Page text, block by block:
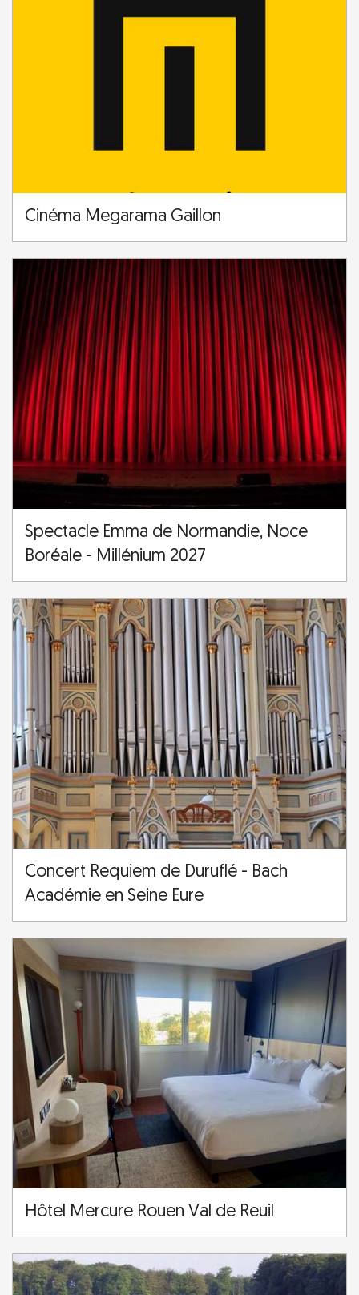
Cinéma Megarama Gaillon
Spectacle Emma de Normandie, Noce
Boréale - Millénium 2027
Concert Requiem de Duruflé - Bach
Académie en Seine Eure
Hôtel Mercure Rouen Val de Reuil